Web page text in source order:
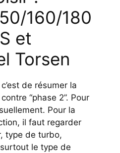
160/180
et
Torsen
de résumer la
“phase 2”. Pour
Pour la
il faut regarder
type de turbo,
surtout le type de